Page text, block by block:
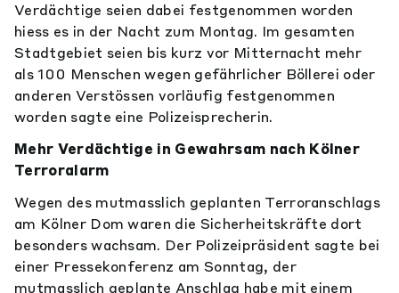
Verdächtige seien dabei festgenommen worden
hiess es in der Nacht zum Montag. Im gesamten
Stadtgebiet seien bis kurz vor Mitternacht mehr
als 100 Menschen wegen gefährlicher Böllerei oder
anderen Verstössen vorläufig festgenommen
worden sagte eine Polizeisprecherin.
Mehr Verdächtige in Gewahrsam nach Kölner
Terroralarm
Wegen des mutmasslich geplanten Terroranschlags
am Kölner Dom waren die Sicherheitskräfte dort
besonders wachsam. Der Polizeipräsident sagte bei
einer Pressekonferenz am Sonntag, der
mutmasslich geplante Anschlag habe mit einem